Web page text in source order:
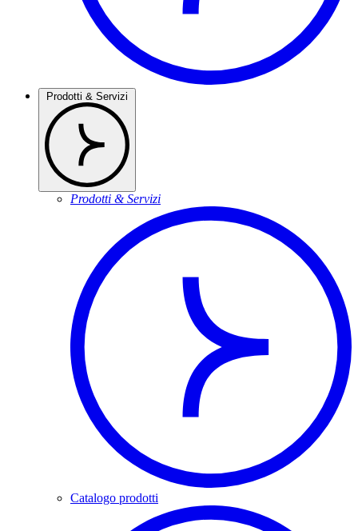
Prodotti & Servizi
Prodotti & Servizi
Catalogo prodotti